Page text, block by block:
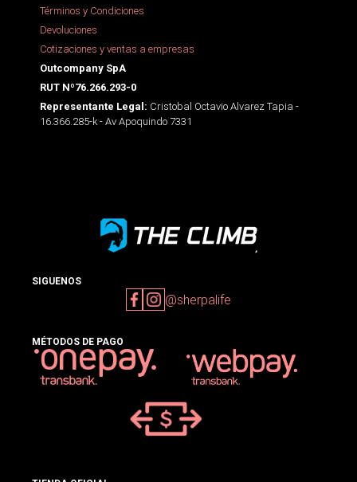
Términos y Condiciones
Devoluciones
Cotizaciones y ventas a empresas
Outcompany SpA
RUT Nº76.266.293-0
Representante Legal: Cristobal Octavio Alvarez Tapia -
16.366.285-k - Av Apoquindo 7331
SIGUENOS
@sherpalife
MÉTODOS DE PAGO